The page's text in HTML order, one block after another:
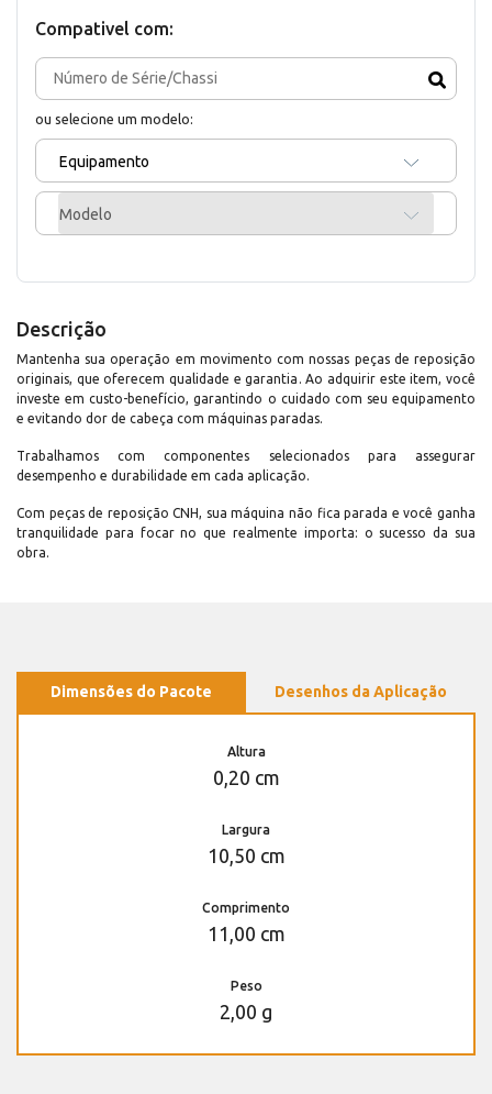
Compativel com:
ou selecione um modelo:
Equipamento
Modelo
Descrição
Mantenha sua operação em movimento com nossas peças de reposição
originais, que oferecem qualidade e garantia. Ao adquirir este item, você
investe em custo-benefício, garantindo o cuidado com seu equipamento
e evitando dor de cabeça com máquinas paradas.
Trabalhamos com componentes selecionados para assegurar
desempenho e durabilidade em cada aplicação.
Com peças de reposição CNH, sua máquina não fica parada e você ganha
tranquilidade para focar no que realmente importa: o sucesso da sua
obra.
Dimensões do Pacote Desenhos da Aplicação
Altura
0,20 cm
Largura
10,50 cm
Comprimento
11,00 cm
Peso
2,00 g